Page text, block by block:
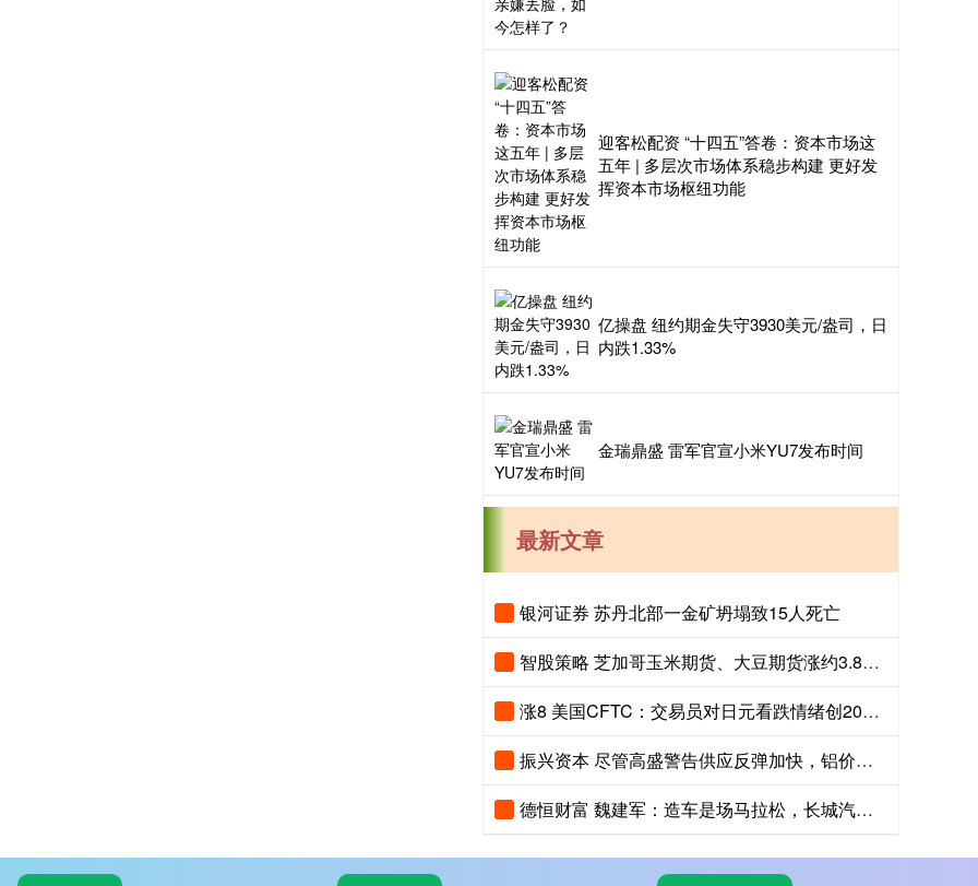
迎客松配资 “十四五”答卷：资本市场这
五年 | 多层次市场体系稳步构建 更好发
挥资本市场枢纽功能
亿操盘 纽约期金失守3930美元/盎司，日
内跌1.33%
金瑞鼎盛 雷军官宣小米YU7发布时间
最新文章
银河证券 苏丹北部一金矿坍塌致15人死亡
智股策略 芝加哥玉米期货、大豆期货涨约3.8%，投资者关注夏季天气对全球农作物生长构成的风险
涨8 美国CFTC：交易员对日元看跌情绪创2007年以来最高，对美元看涨程度创2015年以来最高
振兴资本 尽管高盛警告供应反弹加快，铝价依然上涨
德恒财富 魏建军：造车是场马拉松，长城汽车聚焦长期主义与有质量的市占率